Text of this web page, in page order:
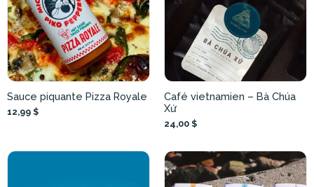
Sauce piquante Pizza Royale
12,99 $
Café vietnamien – Bà Chúa
Xứ
24,00 $